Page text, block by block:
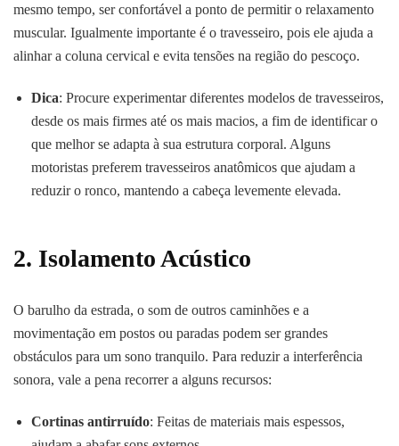
mesmo tempo, ser confortável a ponto de permitir o relaxamento
muscular. Igualmente importante é o travesseiro, pois ele ajuda a
alinhar a coluna cervical e evita tensões na região do pescoço.
Dica: Procure experimentar diferentes modelos de travesseiros,
desde os mais firmes até os mais macios, a fim de identificar o
que melhor se adapta à sua estrutura corporal. Alguns
motoristas preferem travesseiros anatômicos que ajudam a
reduzir o ronco, mantendo a cabeça levemente elevada.
2. Isolamento Acústico
O barulho da estrada, o som de outros caminhões e a
movimentação em postos ou paradas podem ser grandes
obstáculos para um sono tranquilo. Para reduzir a interferência
sonora, vale a pena recorrer a alguns recursos:
Cortinas antirruído: Feitas de materiais mais espessos,